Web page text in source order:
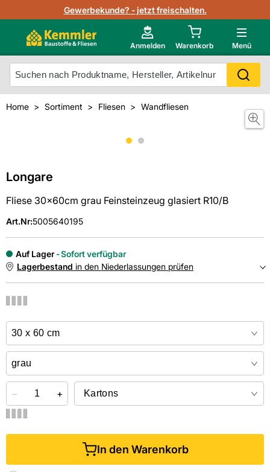
Gewerbekunde? - jetzt freischalten.
Anmelden Warenkorb Menü
Lagerbestand in Echtzeit
Nutzerverwaltung
Photovoltaik Konfigurator
Technische Daten & Merkblätter
Videos
Neu im Onlineshop?
Mein Konto
Home Sortiment Fliesen Wandfliesen
Longare
Fliese 30x60cm grau Feinsteinzeug glasiert R10/B
Art.Nr:5005640195
Auf Lager
Sofort verfügbar
Lagerbestand in den Niederlassungen prüfen
Online kaufen &
− +
In den Warenkorb